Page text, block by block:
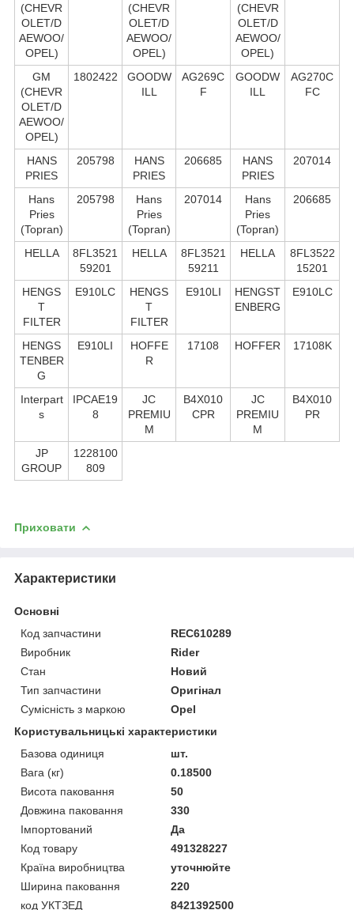
(CHEVR
OLET/D
AEWOO/
OPEL)
(CHEVR
OLET/D
AEWOO/
OPEL)
(CHEVR
OLET/D
AEWOO/
OPEL)
GM
(CHEVR
OLET/D
AEWOO/
OPEL)
1802422
GOODW
ILL
AG269C
F
GOODW
ILL
AG270C
FC
HANS
PRIES
205798
HANS
PRIES
206685
HANS
PRIES
207014
Hans
Pries
(Topran)
205798
Hans
Pries
(Topran)
207014
Hans
Pries
(Topran)
206685
HELLA
8FL3521
59201
HELLA
8FL3521
59211
HELLA
8FL3522
15201
HENGS
T
FILTER
E910LC
HENGS
T
FILTER
E910LI
HENGST
ENBERG
E910LC
HENGS
TENBER
G
E910LI
HOFFE
R
17108 HOFFER 17108K
Interpart
s
IPCAE19
8
JC
PREMIU
M
B4X010
CPR
JC
PREMIU
M
B4X010
PR
JP
GROUP
1228100
809
Приховати
Характеристики
Основні
Код запчастини
REC610289
Виробник
Rider
Стан
Новий
Тип запчастини
Оригінал
Сумісність з маркою
Opel
Користувальницькі характеристики
Базова одиниця
шт.
Вага (кг)
0.18500
Висота паковання
50
Довжина паковання
330
Імпортований
Да
Код товару
491328227
Країна виробництва
уточнюйте
Ширина паковання
220
код УКТЗЕД
8421392500